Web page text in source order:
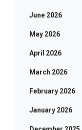
June 2026
May 2026
April 2026
March 2026
February 2026
January 2026